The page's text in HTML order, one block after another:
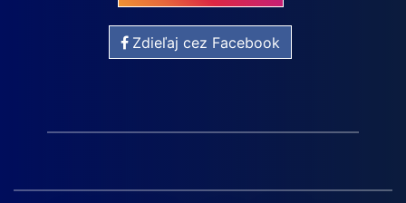
Zdieľaj cez Facebook